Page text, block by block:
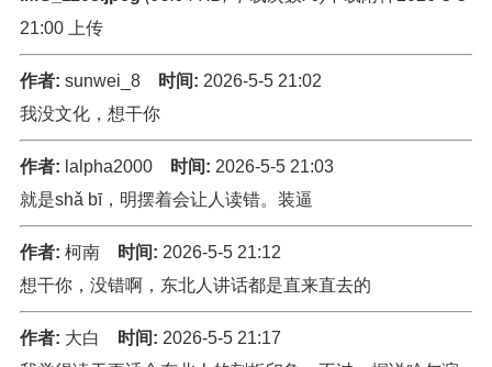
21:00 上传
作者: sunwei_8 时间: 2026-5-5 21:02
我没文化，想干你
作者: lalpha2000 时间: 2026-5-5 21:03
就是shǎ bī，明摆着会让人读错。装逼
作者: 柯南 时间: 2026-5-5 21:12
想干你，没错啊，东北人讲话都是直来直去的
作者: 大白 时间: 2026-5-5 21:17